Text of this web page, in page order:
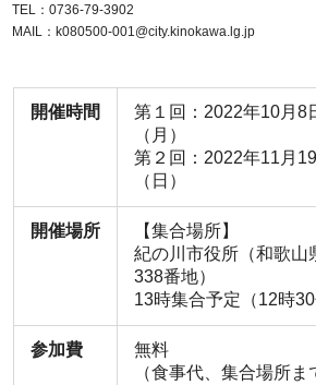
TEL：0736-79-3902
MAIL：k080500-001@city.kinokawa.lg.jp
開催時間
第１回：2022年10月8
（月）
第２回：2022年11月
（日）
開催場所
【集合場所】
紀の川市役所（和歌山
338番地）
13時集合予定（12時30
参加費
無料
（食事代、集合場所